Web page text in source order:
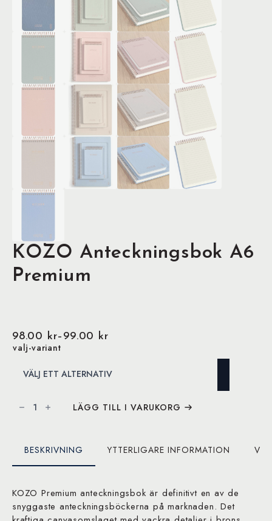
KOZO Anteckningsbok A6
Premium
98.00 kr– 99.00 kr
Prisintervall:
98.00 kr
99.00 kr
valj-variant
Anteckningsbok
A6 LÄGG TILL I VARUKORG
BESKRIVNING YTTERLIGARE INFORMATION
KOZO Premium anteckningsbok är definitivt en av de
snyggaste anteckningsböckerna på marknaden. Det